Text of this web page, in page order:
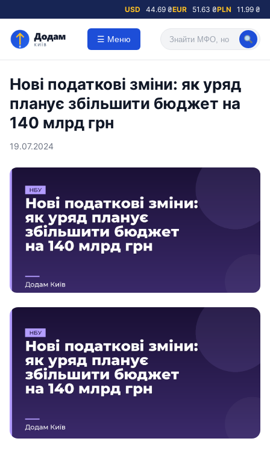
USD 44.69 ₴EUR 51.63 ₴PLN 11.99 ₴
☰ Меню
Нові податкові зміни: як уряд
планує збільшити бюджет на
140 млрд грн
19.07.2024